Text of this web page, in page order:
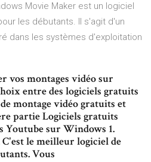
Movie Maker est un logiciel
les débutants. Il s'agit d'un
dans les systèmes d'exploitation
vos montages vidéo sur
entre des logiciels gratuits
montage vidéo gratuits et
partie Logiciels gratuits
Youtube sur Windows 1.
le meilleur logiciel de
Vous